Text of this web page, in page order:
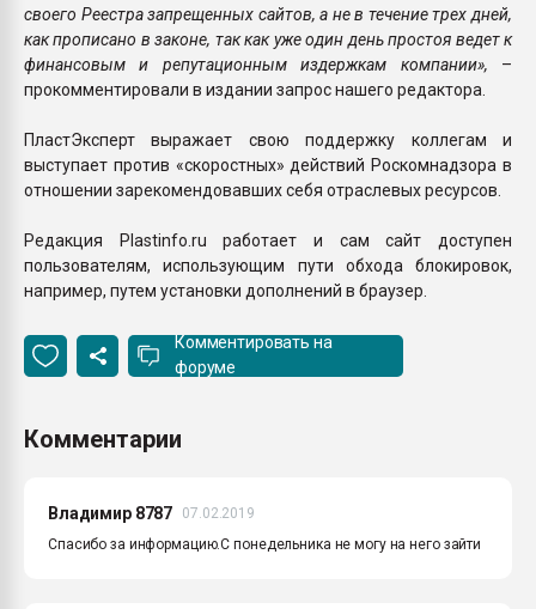
своего Реестра запрещенных сайтов, а не в течение трех дней,
как прописано в законе, так как уже один день простоя ведет к
финансовым и репутационным издержкам компании», –
прокомментировали в издании запрос нашего редактора.
ПластЭксперт выражает свою поддержку коллегам и
выступает против «скоростных» действий Роскомнадзора в
отношении зарекомендовавших себя отраслевых ресурсов.
Редакция Plastinfo.ru работает и сам сайт доступен
пользователям, использующим пути обхода блокировок,
например, путем установки дополнений в браузер.
Комментировать на
форуме
Комментарии
Владимир 8787
07.02.2019
Спасибо за информацию.С понедельника не могу на него зайти